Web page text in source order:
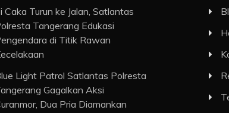
Caka Turun ke Jalan, Satlantas
Tangerang Edukasi
di Titik Rawan
Light Patrol Satlantas Polresta
Gagalkan Aksi
Dua Pria Diamankan